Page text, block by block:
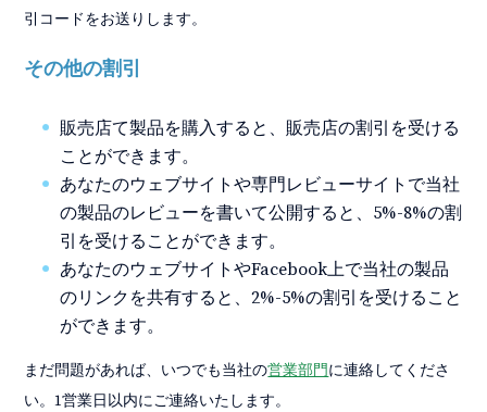
引コードをお送りします。
その他の割引
販売店て製品を購入すると、販売店の割引を受ける
ことができます。
あなたのウェブサイトや専門レビューサイトで当社
の製品のレビューを書いて公開すると、5%-8%の割
引を受けることができます。
あなたのウェブサイトやFacebook上で当社の製品
のリンクを共有すると、2%-5%の割引を受けること
ができます。
まだ問題があれば、いつでも当社の営業部門に連絡してくださ
い。1営業日以内にご連絡いたします。